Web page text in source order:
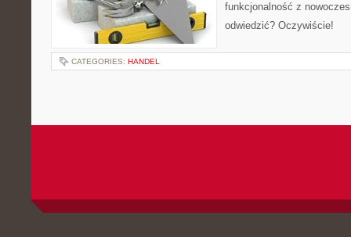
funkcjonalność z
odwiedzić? Oczywiście!
CATEGORIES: HANDEL